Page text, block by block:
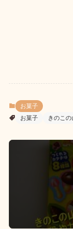
お菓子
お菓子
きのこの